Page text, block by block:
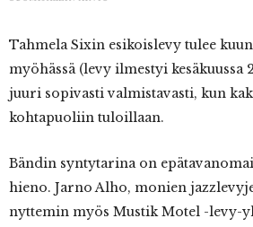
Tahmela Sixin esikoislevy tulee
myöhässä (levy ilmestyi kesäkuussa
juuri sopivasti valmistavasti, kun
kohtapuoliin tuloillaan.
Bändin syntytarina on
hieno. Jarno Alho, monien
nyttemin myös Mustik Motel -levy-